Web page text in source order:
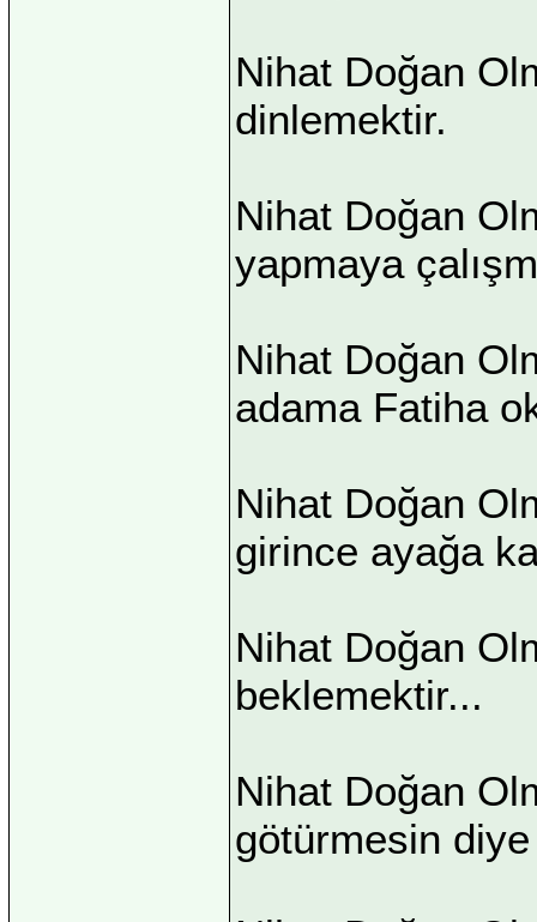
Nihat Doğan
dinlemektir.
Nihat Doğan
yapmaya
Nihat Doğan
adama Fatiha
Nihat Doğan
girince ayağa
Nihat Doğan
beklemektir...
Nihat Doğan
götürmesin diye